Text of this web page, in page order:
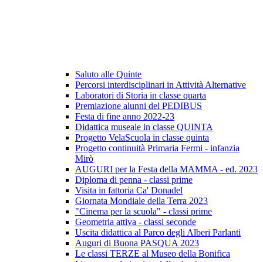
Saluto alle Quinte
Percorsi interdisciplinari in Attività Alternative
Laboratori di Storia in classe quarta
Premiazione alunni del PEDIBUS
Festa di fine anno 2022-23
Didattica museale in classe QUINTA
Progetto VelaScuola in classe quinta
Progetto continuità Primaria Fermi - infanzia
Mirò
AUGURI per la Festa della MAMMA - ed. 2023
Diploma di penna - classi prime
Visita in fattoria Ca' Donadel
Giornata Mondiale della Terra 2023
"Cinema per la scuola" - classi prime
Geometria attiva - classi seconde
Uscita didattica al Parco degli Alberi Parlanti
Auguri di Buona PASQUA 2023
Le classi TERZE al Museo della Bonifica